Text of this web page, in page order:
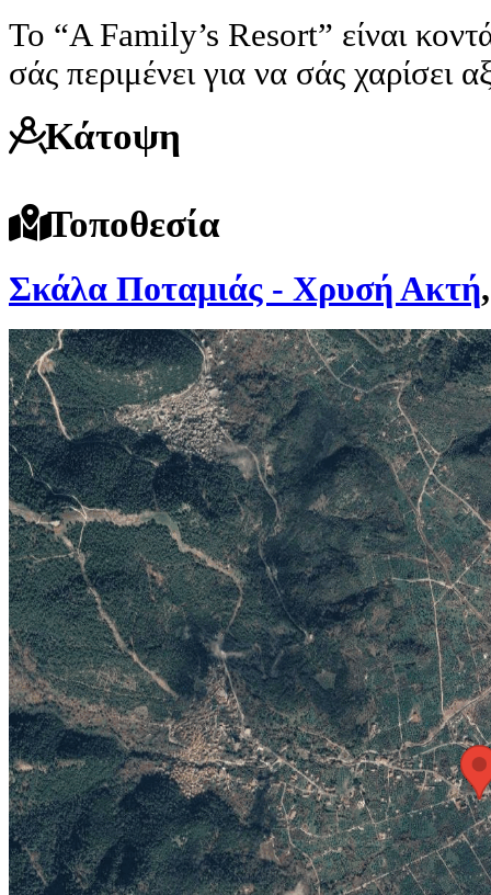
Το “A Family’s Resort” είναι
σάς περιμένει για να σάς χαρίσει
Κάτοψη
Τοποθεσία
Σκάλα Ποταμιάς - Χρυσή Ακτή